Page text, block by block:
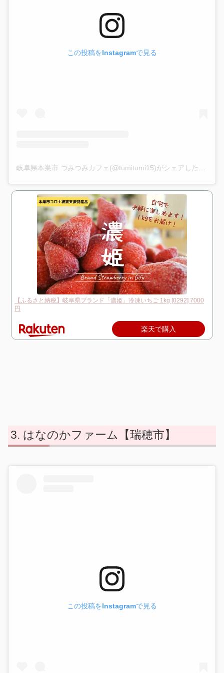
この投稿をInstagramで見る
岐阜県本巣市 つみつみカフェ(@tumitumi15)がシェアした投稿
【ふるさと納税】岐阜県ブランド「濃姫」冷凍いちご 1kg [0292] 7000
円
楽天で購入
はなのかファーム【瑞穂市】
この投稿をInstagramで見る